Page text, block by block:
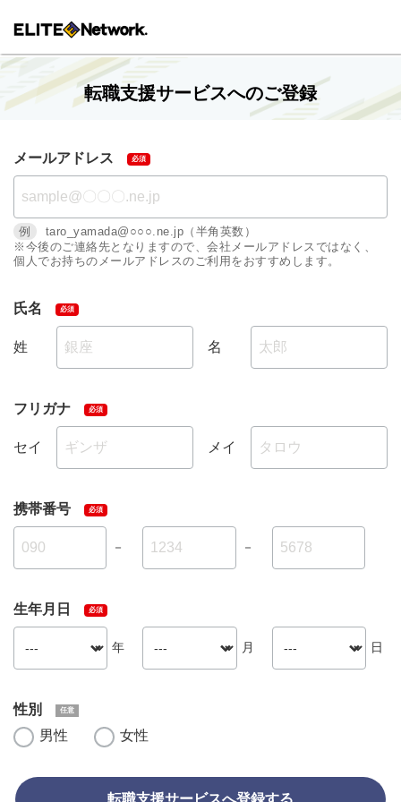
転職支援サービスへのご登録
メールアドレス
例
taro_yamada@○○○.ne.jp（半角英数）
※今後のご連絡先となりますので、会社メールアドレスではなく、
個人でお持ちのメールアドレスのご利用をおすすめします。
氏名
姓 名
フリガナ
セイ メイ
携帯番号
－ －
生年月日
年 月 日
性別
男性
女性
転職支援サービスへ登録する